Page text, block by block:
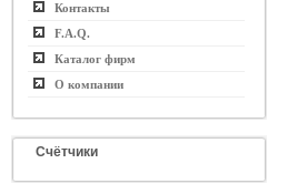
Контакты
F.A.Q.
Каталог фирм
О компании
Счётчики